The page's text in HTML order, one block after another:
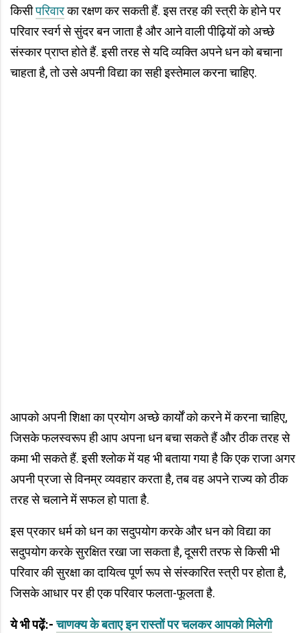
किसीपरिवारका रक्षण कर सकती हैं. इस तरह की स्त्री के होने पर
परिवार स्वर्ग से सुंदर बन जाता है और आने वाली पीढ़ियों को अच्छे
संस्कार प्राप्त होते हैं. इसी तरह से यदि व्यक्ति अपने धन को बचाना
चाहता है, तो उसे अपनी विद्या का सही इस्तेमाल करना चाहिए.
आपको अपनी शिक्षा का प्रयोग अच्छे कार्यों को करने में करना चाहिए,
जिसके फलस्वरूप ही आप अपना धन बचा सकते हैं और ठीक तरह से
कमा भी सकते हैं. इसी श्लोक में यह भी बताया गया है कि एक राजा अगर
अपनी प्रजा से विनम्र व्यवहार करता है, तब वह अपने राज्य को ठीक
तरह से चलाने में सफल हो पाता है.
इस प्रकार धर्म को धन का सदुपयोग करके और धन को विद्या का
सदुपयोग करके सुरक्षित रखा जा सकता है, दूसरी तरफ से किसी भी
परिवार की सुरक्षा का दायित्व पूर्ण रूप से संस्कारित स्त्री पर होता है,
जिसके आधार पर ही एक परिवार फलता-फूलता है.
ये भी पढ़ें:-चाणक्य के बताए इन रास्तों पर चलकर आपको मिलेगी